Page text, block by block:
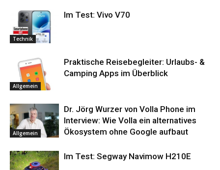
Technik
Im Test: Vivo V70
Allgemein
Praktische Reisebegleiter: Urlaubs- &
Camping Apps im Überblick
Allgemein
Dr. Jörg Wurzer von Volla Phone im
Interview: Wie Volla ein alternatives
Ökosystem ohne Google aufbaut
Im Test: Segway Navimow H210E